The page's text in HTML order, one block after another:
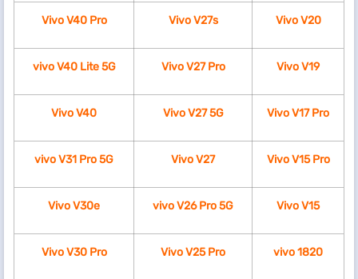
Vivo V40 Pro Vivo V27s Vivo V20
vivo V40 Lite 5G Vivo V27 Pro Vivo V19
Vivo V40 Vivo V27 5G Vivo V17 Pro
vivo V31 Pro 5G Vivo V27 Vivo V15 Pro
Vivo V30e vivo V26 Pro 5G Vivo V15
Vivo V30 Pro Vivo V25 Pro vivo 1820